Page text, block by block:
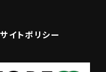
サイトポリシー